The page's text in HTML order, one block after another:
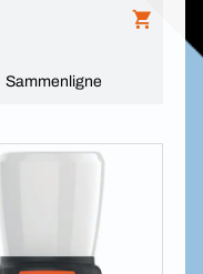
Sammenligne